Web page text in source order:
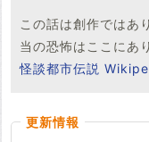
この話は創作ではあ
当の恐怖はここにあ
怪談都市伝説
更新情報